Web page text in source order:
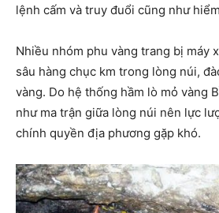
lệnh cấm và truy đuổi cũng như
Nhiều nhóm phu vàng trang bị máy
sâu hàng chục km trong lòng núi,
vàng. Do hệ thống hầm lò mỏ vàng
như ma trận giữa lòng núi nên lực
chính quyền địa phương gặp khó.